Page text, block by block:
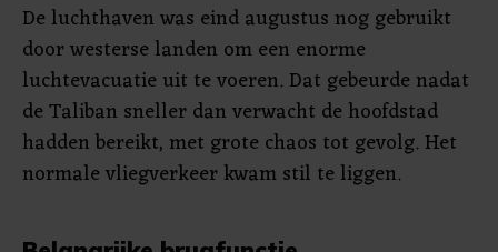
De luchthaven was eind augustus nog gebruikt
door westerse landen om een enorme
luchtevacuatie uit te voeren. Dat gebeurde nadat
de Taliban sneller dan verwacht de hoofdstad
hadden bereikt, met grote chaos tot gevolg. Het
normale vliegverkeer kwam stil te liggen.